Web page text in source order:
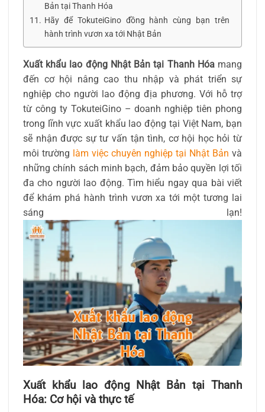
Bản tại Thanh Hóa
Hãy để TokuteiGino đồng hành cùng bạn trên
hành trình vươn xa tới Nhật Bản
Xuất khẩu lao động Nhật Bản tại Thanh Hóamang
đến cơ hội nâng cao thu nhập và phát triển sự
nghiệp cho người lao động địa phương. Với hỗ trợ
từ công ty TokuteiGino – doanh nghiệp tiên phong
trong lĩnh vực xuất khẩu lao động tại Việt Nam, bạn
sẽ nhận được sự tư vấn tận tình, cơ hội học hỏi từ
môi trường làm việc chuyên nghiệp tại Nhật Bản và
những chính sách minh bạch, đảm bảo quyền lợi tối
đa cho người lao động. Tìm hiểu ngay qua bài viết
để khám phá hành trình vươn xa tới một tương lai
sáng lạn!
Xuất khẩu lao động Nhật Bản tại Thanh
Hóa: Cơ hội và thực tế